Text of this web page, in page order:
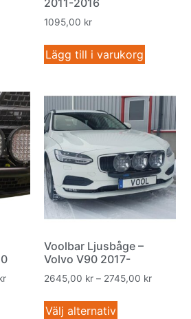
1095,00 kr
Lägg till i varukorg
Voolbar Ljusbåge –
Volvo V90 2017-
2645,00 kr – 2745,00 kr
Välj alternativ